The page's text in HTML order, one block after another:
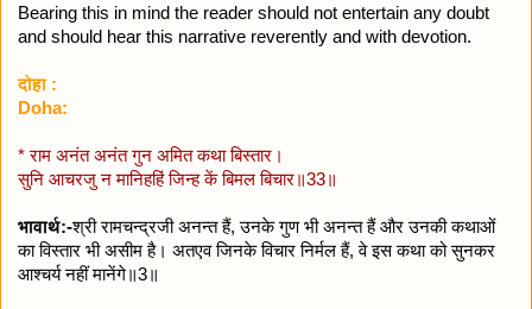
Bearing this in mind the reader should not entertain any doubt
and should hear this narrative reverently and with devotion.
दोहा :
Doha:
* राम अनंत अनंत गुन अमित कथा बिस्तार।
सुनि आचरजु न मानिहहिं जिन्ह कें बिमल बिचार॥33॥
भावार्थ:-श्री रामचन्द्रजी अनन्त हैं, उनके गुण भी अनन्त हैं और उनकी कथाओं
का विस्तार भी असीम है। अतएव जिनके विचार निर्मल हैं, वे इस कथा को सुनकर
आश्चर्य नहीं मानेंगे॥3॥